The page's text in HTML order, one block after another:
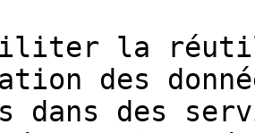
la
des
dans des